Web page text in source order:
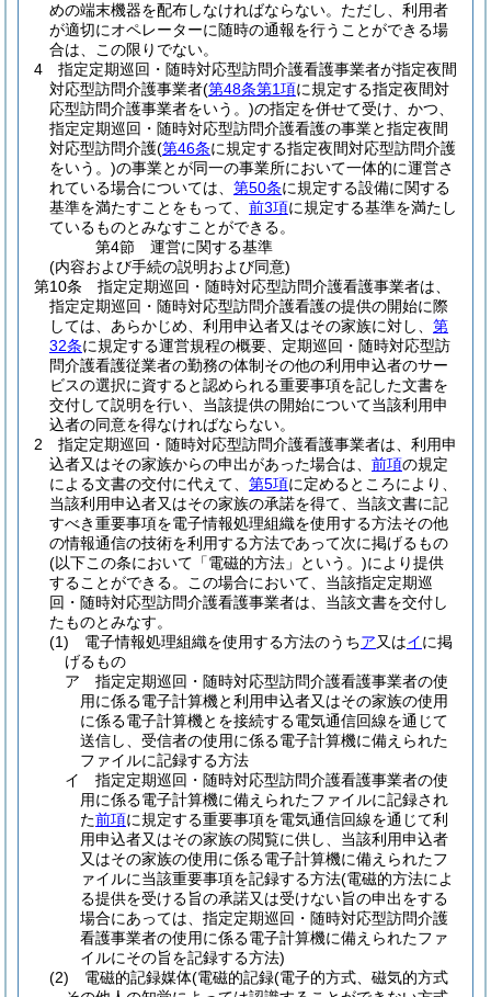
めの端末機器を配布しなければならない。 ただし、利用者
が適切にオペレーターに随時の通報を行うことができる場
合は、この限りでない。
4
指定定期巡回・随時対応型訪問介護看護事業者が指定夜間
対応型訪問介護事業者(第48条第1項に規定する指定夜間対
応型訪問介護事業者をいう。)の指定を併せて受け、かつ、
指定定期巡回・随時対応型訪問介護看護の事業と指定夜間
対応型訪問介護(第46条に規定する指定夜間対応型訪問介護
をいう。)の事業とが同一の事業所において一体的に運営さ
れている場合については、 第50条に規定する設備に関する
基準を満たすことをもって、 前3項に規定する基準を満たし
ているものとみなすことができる。
第4節
運営に関する基準
(内容および手続の説明および同意)
第10条
指定定期巡回・随時対応型訪問介護看護事業者は、
指定定期巡回・随時対応型訪問介護看護の提供の開始に際
しては、あらかじめ、利用申込者又はその家族に対し、 第
32条に規定する運営規程の概要、定期巡回・随時対応型訪
問介護看護従業者の勤務の体制その他の利用申込者のサー
ビスの選択に資すると認められる重要事項を記した文書を
交付して説明を行い、当該提供の開始について当該利用申
込者の同意を得なければならない。
2
指定定期巡回・随時対応型訪問介護看護事業者は、利用申
込者又はその家族からの申出があった場合は、 前項の規定
による文書の交付に代えて、 第5項に定めるところにより、
当該利用申込者又はその家族の承諾を得て、当該文書に記
すべき重要事項を電子情報処理組織を使用する方法その他
の情報通信の技術を利用する方法であって次に掲げるもの
(以下この条において「電磁的方法」という。)により提供
することができる。
この場合において、当該指定定期巡
回・随時対応型訪問介護看護事業者は、当該文書を交付し
たものとみなす。
(1)
電子情報処理組織を使用する方法のうちア又はイに掲
げるもの
ア
指定定期巡回・随時対応型訪問介護看護事業者の使
用に係る電子計算機と利用申込者又はその家族の使用
に係る電子計算機とを接続する電気通信回線を通じて
送信し、受信者の使用に係る電子計算機に備えられた
ファイルに記録する方法
イ
指定定期巡回・随時対応型訪問介護看護事業者の使
用に係る電子計算機に備えられたファイルに記録され
た前項に規定する重要事項を電気通信回線を通じて利
用申込者又はその家族の閲覧に供し、当該利用申込者
又はその家族の使用に係る電子計算機に備えられたフ
ァイルに当該重要事項を記録する方法(電磁的方法によ
る提供を受ける旨の承諾又は受けない旨の申出をする
場合にあっては、指定定期巡回・随時対応型訪問介護
看護事業者の使用に係る電子計算機に備えられたファ
イルにその旨を記録する方法)
(2)
電磁的記録媒体(電磁的記録(電子的方式、磁気的方式